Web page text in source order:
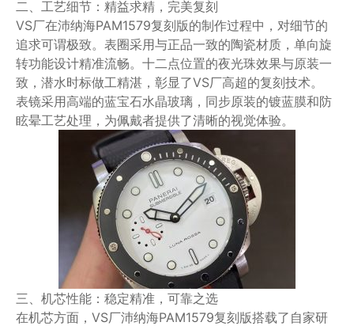
二、工艺细节：精益求精，完美复刻
VS厂在沛纳海PAM1579复刻版的制作过程中，对细节的
追求可谓极致。表圈采用与正品一致的陶瓷材质，单向旋
转功能设计精准流畅。十二点位置的夜光珠效果与原装一
致，潜水时标做工精湛，彰显了VS厂高超的复刻技术。
表镜采用高端的蓝宝石水晶玻璃，同步原装的镀蓝膜和防
眩晕工艺处理，为佩戴者提供了清晰的视觉体验。
三、机芯性能：稳定精准，可靠之选
在机芯方面，VS厂沛纳海PAM1579复刻版搭载了自家研